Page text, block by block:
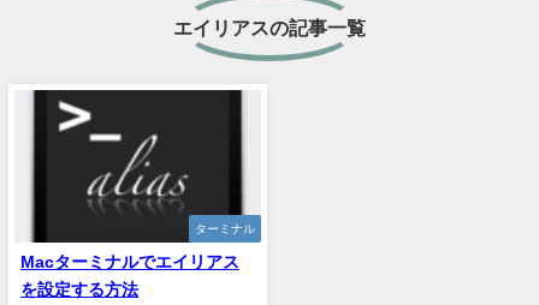
エイリアスの記事一覧
ターミナル
Macターミナルでエイリアス
を設定する方法